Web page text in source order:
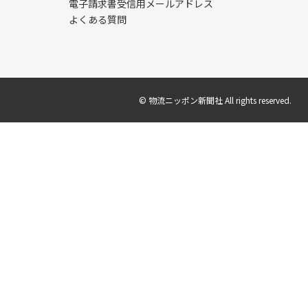
電子請求書受信用メールアドレス
よくある質問
© 物流ニッポン新聞社 All rights reserved.